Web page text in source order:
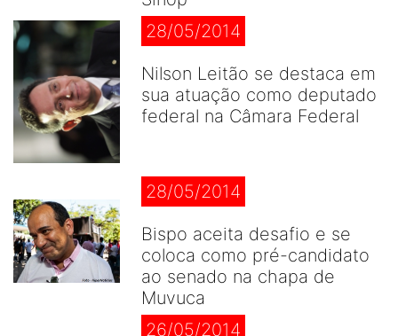
28/05/2014
Nilson Leitão se destaca em
sua atuação como deputado
federal na Câmara Federal
28/05/2014
Bispo aceita desafio e se
coloca como pré-candidato
ao senado na chapa de
Muvuca
26/05/2014